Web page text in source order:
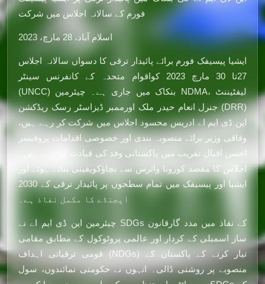
فورم کے سالانہ اجلاس میں شرکت
اسلام آباد، 28 مارچ، 2023
ایشیا پیسیفک فورم برائے پائیدار ترقی کا دسواں سالانہ اجلاس
27تا 30 مارچ 2023 کواقوام متحدہ کے کانفرنس سینٹر
(UNCC) بنکاک میں جاری ہے۔ چیئرمین NDMA، لیفٹیننٹ
جنرل انعام حیدر ملک اورممبر ڈیزاسٹر رسک ریڈکشن (DRR)
این ڈی ایم اے ادریس محسود اجلاس میں شرکت کر رہے ہیں،
وفاقی وزیر برائے منصوبہ بندی اور خصوصی اقدامات پروفیسر
احسن اقبال تقریب میں پاکستانی وفد کی قیادت کر رہے ہیں۔
اجلاس کا مقصد کورونا وائرس سے بچاؤکویقینی بناتے ہوئے اور
ایشیا اور پیسیفک میں تمام سطحوں پر پائیدار ترقی کے 2030
ایجنڈے کا مکمل نفاذ ہے۔
چیئرمین این ڈی ایم اے نے SDGs کے نفاذ میں مدد گارقانون
ساز اسمبلی کے کردار اور عالمی پروٹوکول کے مطابق مقامی
قومی ترقیاتی اہداف (NDGs) تیار کرنے کے پاکستان کے
منصوبے پر روشنی ڈالی۔ انہوں نے حکومتی نمائندوں، سول